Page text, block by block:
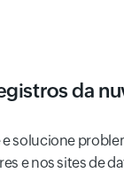
da
solucione
e nos sites de